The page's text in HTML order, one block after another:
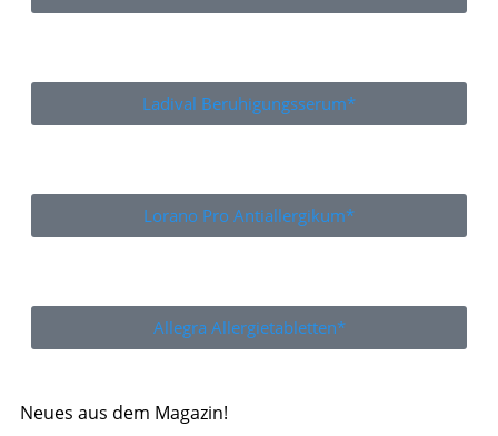
Ladival Beruhigungsserum*
Lorano Pro Antiallergikum*
Allegra Allergietabletten*
Neues aus dem Magazin!